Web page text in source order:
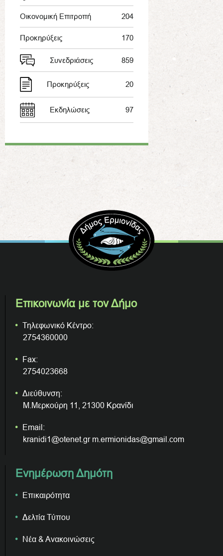
Οικονομική Επιτροπή 204
Προκηρύξεις 170
Συνεδριάσεις 859
Προκηρύξεις 20
Εκδηλώσεις 97
Επικοινωνία με τον Δήμο
Τηλεφωνικό Κέντρο:
2754360000
Fax:
2754023668
Διεύθυνση:
Μ.Μερκούρη 11, 21300 Κρανίδι
Email:
kranidi1@otenet.gr m.ermionidas@gmail.com
Ενημέρωση Δημότη
Επικαιρότητα
Δελτία Τύπου
Νέα & Ανακοινώσεις